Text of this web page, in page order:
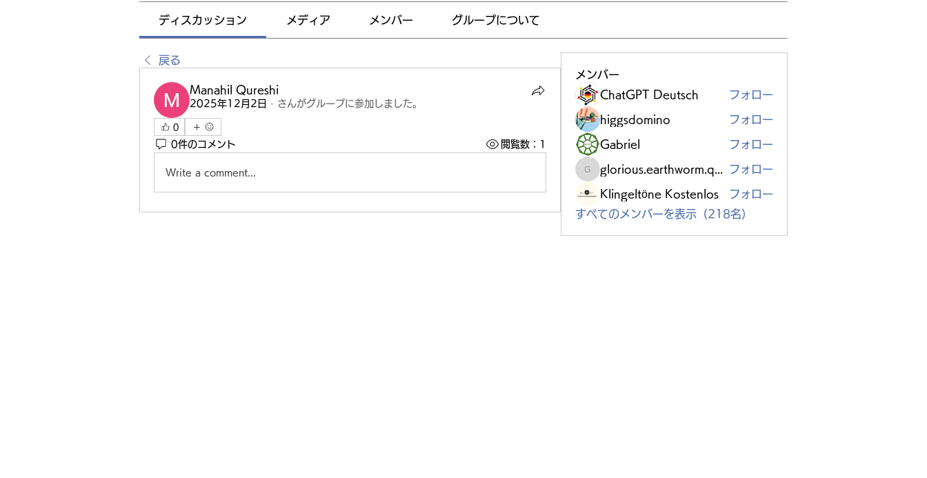
ディスカッション メディア メンバー グループについて
戻る
Manahil Qureshi
2025年12月2日 · さんがグループに参加しました。
0
0件のコメント 閲覧数：1
Write a comment...
メンバー
ChatGPT Deutsch
フォロー
higgsdomino フォロー
Gabriel フォロー
glorious.earthworm.qpzc
フォロー
Klingeltöne Kostenlos
フォロー
すべてのメンバーを表示（218名）